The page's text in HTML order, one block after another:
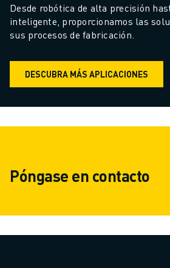
Desde robótica de alta precisión
inteligente, proporcionamos las
sus procesos de fabricación.
DESCUBRA MÁS APLICACIONES
Póngase en contacto